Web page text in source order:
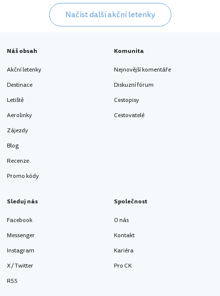
Načíst další akční letenky
Náš obsah
Akční letenky
Destinace
Letiště
Aerolinky
Zájezdy
Blog
Recenze
Promo kódy
Komunita
Nejnovější komentáře
Diskuzní fórum
Cestopisy
Cestovatelé
Sleduj nás
Facebook
Messenger
Instagram
X / Twitter
RSS
Společnost
O nás
Kontakt
Kariéra
Pro CK